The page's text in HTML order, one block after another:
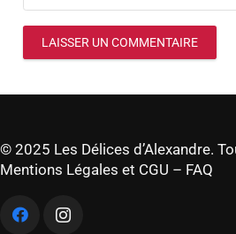
LAISSER UN COMMENTAIRE
© 2025 Les Délices d’Alexandre.
Mentions Légales et CGU – FAQ